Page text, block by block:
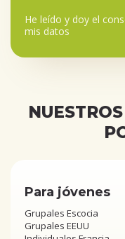
He leído y doy el
mis datos
Para jóvenes
Grupales Escocia
Grupales EEUU